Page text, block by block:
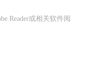
Reader或相关软件阅